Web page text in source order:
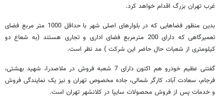
غرب تهران بزرگ اقدام خواهد کرد.
بدین منظور فضاهایی که در بلوارهای اصلی شهر با حداقل 1000 متر مربع فضای
تعمیرگاهی که دارای 200 مترمربع فضای اداری و تجاری هستند (به شعاع دو
کیلومتری از شعبات حال حاضر این شرکت ) مد نظر است.
گفتنی عظیم خودرو هم اکنون دارای 7 شعبه فروش در ملاصدرا، شهید بهشتی،
فرجام، سعادت آباد، کارگر شمالی، جاده مخصوص تهران و نیز یک نمایندگی فروش
و خدمات پس از فروش محصولات سایپا در کلانشهر تهران است.